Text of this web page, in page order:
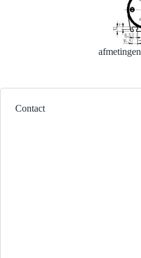
afmetingen
Contact